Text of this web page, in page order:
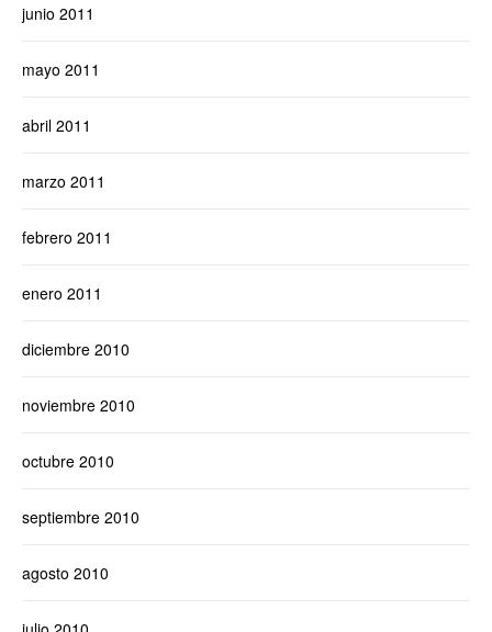
junio 2011
mayo 2011
abril 2011
marzo 2011
febrero 2011
enero 2011
diciembre 2010
noviembre 2010
octubre 2010
septiembre 2010
agosto 2010